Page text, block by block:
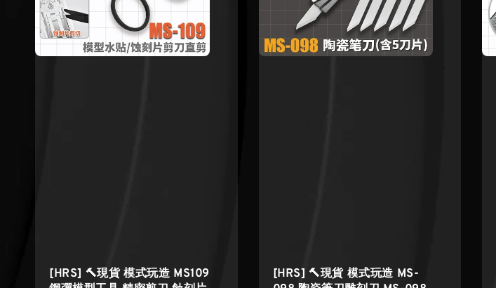
[HRS] 🔨現貨 模式玩造 MS109
[HRS] 🔨現貨 模式玩造 MS-